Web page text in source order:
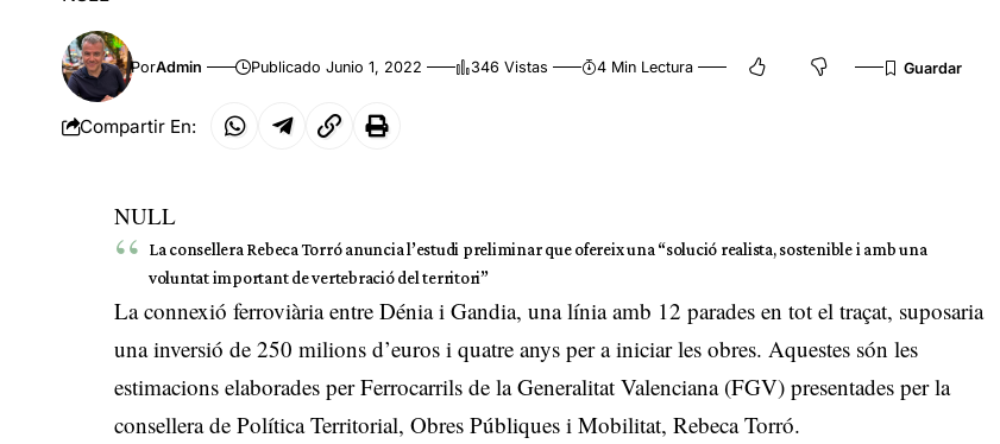
PorAdmin Publicado Junio 1, 2022 346 Vistas 4 Min Lectura
Compartir En:
NULL
La consellera Rebeca Torró anuncia l’estudi preliminar que ofereix una “solució realista, sostenible i amb una
voluntat important de vertebració del territori”
La connexió ferroviària entre Dénia i Gandia, una línia amb 12 parades en tot el traçat, suposaria
una inversió de 250 milions d’euros i quatre anys per a iniciar les obres. Aquestes són les
estimacions elaborades per Ferrocarrils de la Generalitat Valenciana (FGV) presentades per la
consellera de Política Territorial, Obres Públiques i Mobilitat, Rebeca Torró.